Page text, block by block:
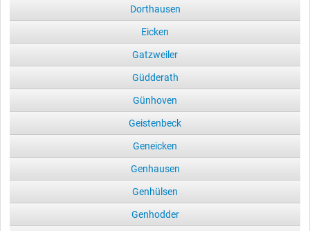
Dorthausen
Eicken
Gatzweiler
Güdderath
Günhoven
Geistenbeck
Geneicken
Genhausen
Genhülsen
Genhodder